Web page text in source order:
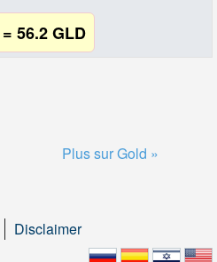
56.2 GLD
Plus sur Gold »
Disclaimer